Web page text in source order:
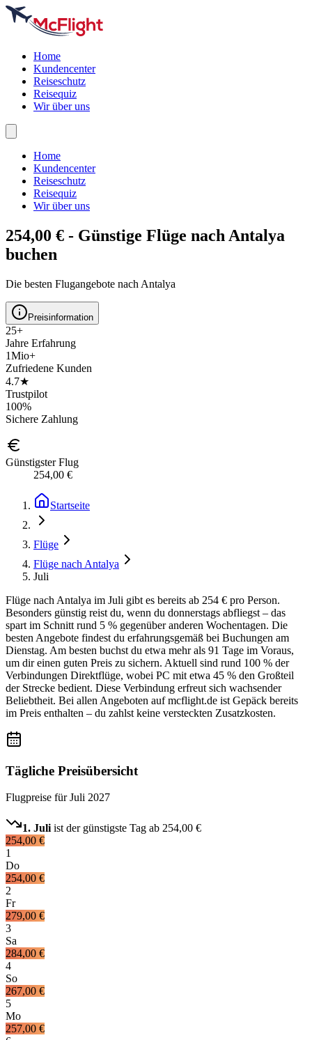
Home
Kundencenter
Reiseschutz
Reisequiz
Wir über uns
Home
Kundencenter
Reiseschutz
Reisequiz
Wir über uns
254,00 € - Günstige Flüge nach Antalya
buchen
Die besten Flugangebote nach Antalya
Preisinformation
25+
Jahre Erfahrung
1Mio+
Zufriedene Kunden
4.7★
Trustpilot
100%
Sichere Zahlung
Günstigster Flug
254,00 €
Startseite
Flüge
Flüge nach Antalya
Juli
Flüge nach Antalya im Juli gibt es bereits ab 254 € pro Person.
Besonders günstig reist du, wenn du donnerstags abfliegst – das
spart im Schnitt rund 5 % gegenüber anderen Wochentagen. Die
besten Angebote findest du erfahrungsgemäß bei Buchungen am
Dienstag. Am besten buchst du etwa mehr als 91 Tage im Voraus,
um dir einen guten Preis zu sichern. Aktuell sind rund 100 % der
Verbindungen Direktflüge, wobei PC mit etwa 45 % den Großteil
der Strecke bedient. Diese Verbindung erfreut sich wachsender
Beliebtheit. Bei allen Angeboten auf mcflight.de ist Gepäck bereits
im Preis enthalten – du zahlst keine versteckten Zusatzkosten.
Tägliche Preisübersicht
Flugpreise fürJuli 2027
1. Juli ist der günstigste Tag ab 254,00 €
254,00 €
1
Do
254,00 €
2
Fr
279,00 €
3
Sa
284,00 €
4
So
267,00 €
5
Mo
257,00 €